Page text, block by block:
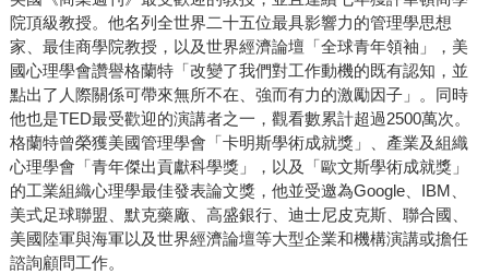
院頂級教授。他名列全世界二十五位最具影響力的管理學思想
家、最佳商學院教授，以及世界經濟論壇「全球青年領袖」，美
國心理學會讚譽格蘭特「改變了我們對工作動機的既有認知，並
點出了人際關係可帶來無所不在、強而有力的激勵因子」。同時
他也是TED最受歡迎的演講者之一，觀看數累計超過2500萬次。
格蘭特曾榮獲美國管理學會「卡明斯學術成就獎」、產業及組織
心理學會「青年傑出貢獻科學獎」，以及「歐文斯學術成就獎」
的工業組織心理學最佳發表論文獎，他並受邀為Google、IBM、
美式足球聯盟、默克藥廠、高盛銀行、迪士尼皮克斯、聯合國、
美國陸軍與海軍以及世界經濟論壇等大型企業和機構演講或擔任
諮詢顧問工作。